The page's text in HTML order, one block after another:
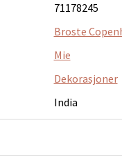
71178245
Broste
Mie
Dekorasjoner
India